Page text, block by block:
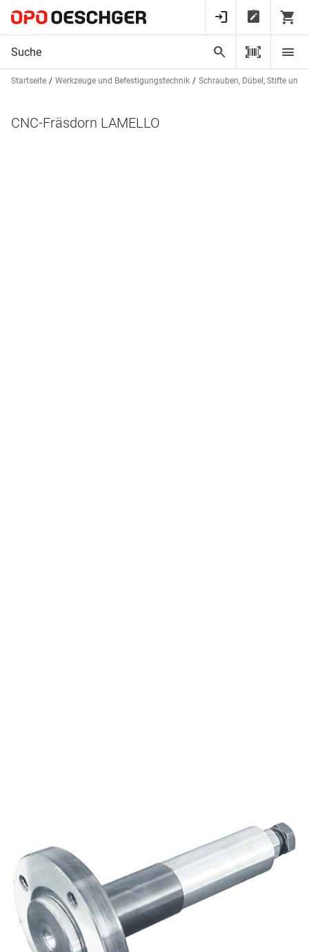
Startseite Werkzeuge und Befestigungstechnik Schrauben, Dübel, Stifte und
CNC-Fräsdorn LAMELLO